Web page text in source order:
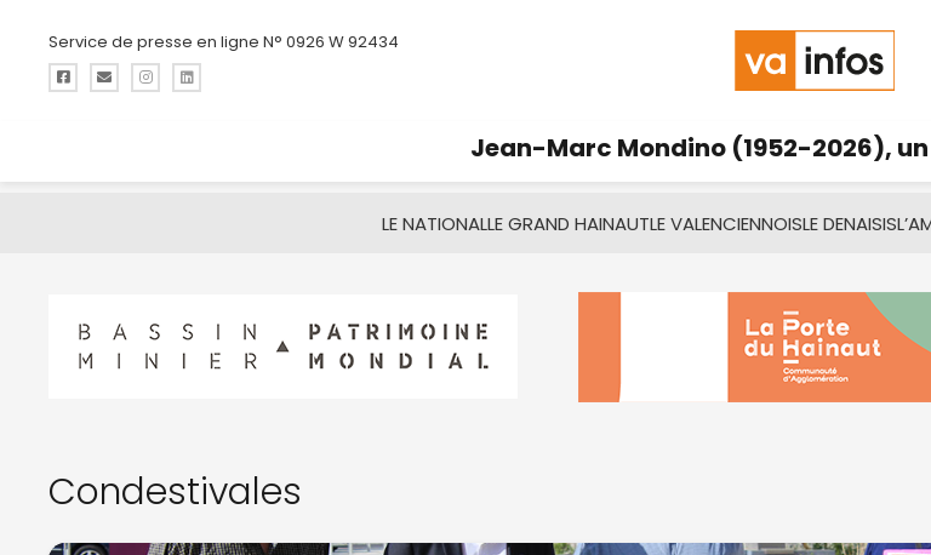
Service de presse en ligne N° 0926 W 92434
Jean-Marc Mondino (1952-2026),
LE NATIONALLE GRAND HAINAUTLE VALENCIENNOISLE DENAISIS
Condestivales